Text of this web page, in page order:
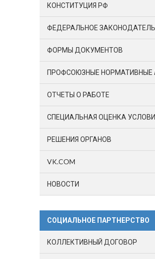
КОНСТИТУЦИЯ РФ
ФЕДЕРАЛЬНОЕ
ФОРМЫ ДОКУМЕНТОВ
ПРОФСОЮЗНЫЕ НОРМАТИВНЫЕ
ОТЧЕТЫ О РАБОТЕ
СПЕЦИАЛЬНАЯ ОЦЕНКА
РЕШЕНИЯ ОРГАНОВ
VK.COM
НОВОСТИ
СОЦИАЛЬНОЕ ПАРТНЕРСТВО
КОЛЛЕКТИВНЫЙ ДОГОВОР